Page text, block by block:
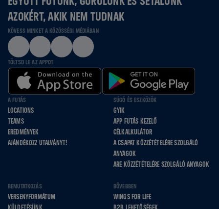
AZOKÉRT, AKIK NEM TUDNAK
KÖVESS MINKET A KÖZÖSSÉGI MÉDIÁBAN
TÖLTSD LE AZ APPOT
A FUTÁS
LOCATIONS
TEAMS
EREDMÉNYEK
AJÁNDÉKOZZ UTALVÁNYT!
SÚGÓ ÉS ESZKÖZÖK
GYIK
APP FUTÁS KEZELŐ
CÉLKALKULÁTOR
A CSAPAT KÖZZÉTÉTELÉRE SZOLGÁLÓ
ANYAGOK
ARE KÖZZÉTÉTELÉRE SZOLGÁLÓ ANYAGOK
BEMUTATKOZÁS
VERSENYFORMÁTUM
BŐVEBBEN
WINGS FOR LIFE